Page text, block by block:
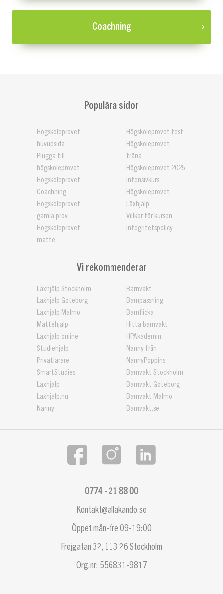
Coachning
Populära sidor
Högskoleprovet
huvudsida
Plugga till
högskoleprovet
Högskoleprovet
Coachning
Högskoleprovet
gamla prov
Högskoleprovet
matte
Högskoleprovet test
Högskoleprovet
träna
Högskoleprovet 2025
Intensivkurs
Högskoleprovet
Läxhjälp
Villkor för kursen
Integritetspolicy
Vi rekommenderar
Läxhjälp Stockholm
Läxhjälp Göteborg
Läxhjälp Malmö
Mattehjälp
Läxhjälp online
Studiehjälp
Privatlärare
SmartStudies
Läxhjälp
Läxhjälp.nu
Nanny
Barnvakt
Barnpassning
Barnflicka
Hitta barnvakt
HPAkademin
Nanny från
NannyPoppins
Barnvakt Stockholm
Barnvakt Göteborg
Barnvakt Malmö
Barnvakt.se
Kontakt@allakando.se
0774 - 21 88 00
Öppet mån-fre 09-19:00
Frejgatan 32, 113 26 Stockholm
Org.nr: 556831-9817